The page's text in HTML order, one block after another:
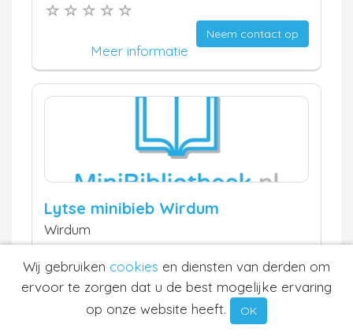
Neem contact op
Meer informatie
Lytse minibieb Wirdum
Wirdum
23.7 km
Waardering:
Neem contact op
Wij gebruiken cookies en diensten van derden om
ervoor te zorgen dat u de best mogelijke ervaring
op onze website heeft.
OK